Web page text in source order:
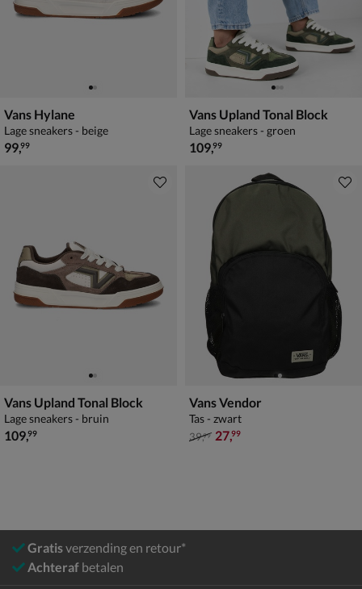
Vans Hylane
Lage sneakers - beige
€ 99,99
99,99
Vans Upland Tonal Block
Lage sneakers - groen
€ 109,99
109,99
Vans Upland Tonal Block
Lage sneakers - bruin
€ 109,99
109,99
Vans Vendor
Tas - zwart
van € 39,99 voor € 27,99
39,99 27,99
Gratisverzending en retour*
Achteraf betalen